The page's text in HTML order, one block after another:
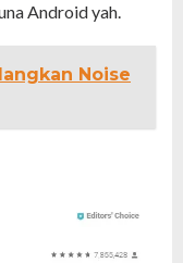
Android yah.
Noise